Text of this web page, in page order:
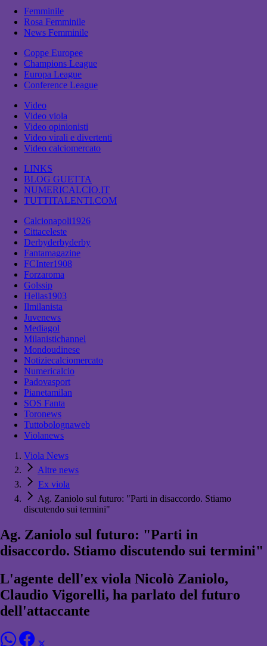
Femminile
Rosa Femminile
News Femminile
Coppe Europee
Champions League
Europa League
Conference League
Video
Video viola
Video opinionisti
Video virali e divertenti
Video calciomercato
LINKS
BLOG GUETTA
NUMERICALCIO.IT
TUTTITALENTI.COM
Calcionapoli1926
Cittaceleste
Derbyderbyderby
Fantamagazine
FCInter1908
Forzaroma
Golssip
Hellas1903
Ilmilanista
Juvenews
Mediagol
Milanistichannel
Mondoudinese
Notiziecalciomercato
Numericalcio
Padovasport
Pianetamilan
SOS Fanta
Toronews
Tuttobolognaweb
Violanews
Viola News
Altre news
Ex viola
Ag. Zaniolo sul futuro: "Parti in disaccordo. Stiamo
discutendo sui termini"
Ag. Zaniolo sul futuro: "Parti in
disaccordo. Stiamo discutendo sui termini"
L'agente dell'ex viola Nicolò Zaniolo,
Claudio Vigorelli, ha parlato del futuro
dell'attaccante